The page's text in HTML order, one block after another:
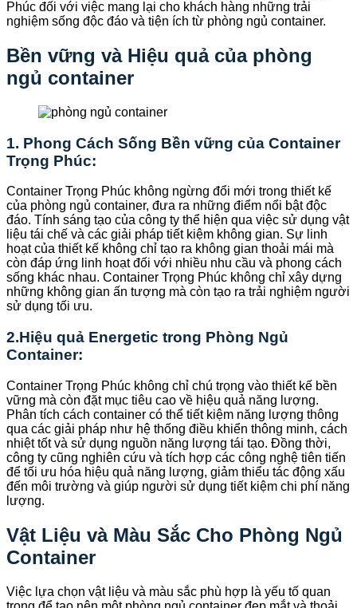
Phúc đối với việc mang lại cho khách hàng những trải
nghiệm sống độc đáo và tiện ích từ phòng ngủ container.
Bền vững và Hiệu quả của phòng
ngủ container
1. Phong Cách Sống Bền vững của Container
Trọng Phúc:
Container Trọng Phúc không ngừng đổi mới trong thiết kế
của phòng ngủ container, đưa ra những điểm nổi bật độc
đáo. Tính sáng tạo của công ty thể hiện qua việc sử dụng vật
liệu tái chế và các giải pháp tiết kiệm không gian. Sự linh
hoạt của thiết kế không chỉ tạo ra không gian thoải mái mà
còn đáp ứng linh hoạt đối với nhiều nhu cầu và phong cách
sống khác nhau. Container Trọng Phúc không chỉ xây dựng
những không gian ấn tượng mà còn tạo ra trải nghiệm người
sử dụng tối ưu.
2.Hiệu quả Energetic trong Phòng Ngủ
Container:
Container Trọng Phúc không chỉ chú trọng vào thiết kế bền
vững mà còn đặt mục tiêu cao về hiệu quả năng lượng.
Phân tích cách container có thể tiết kiệm năng lượng thông
qua các giải pháp như hệ thống điều khiển thông minh, cách
nhiệt tốt và sử dụng nguồn năng lượng tái tạo. Đồng thời,
công ty cũng nghiên cứu và tích hợp các công nghệ tiên tiến
để tối ưu hóa hiệu quả năng lượng, giảm thiểu tác động xấu
đến môi trường và giúp người sử dụng tiết kiệm chi phí năng
lượng.
Vật Liệu và Màu Sắc Cho Phòng Ngủ
Container
Việc lựa chọn vật liệu và màu sắc phù hợp là yếu tố quan